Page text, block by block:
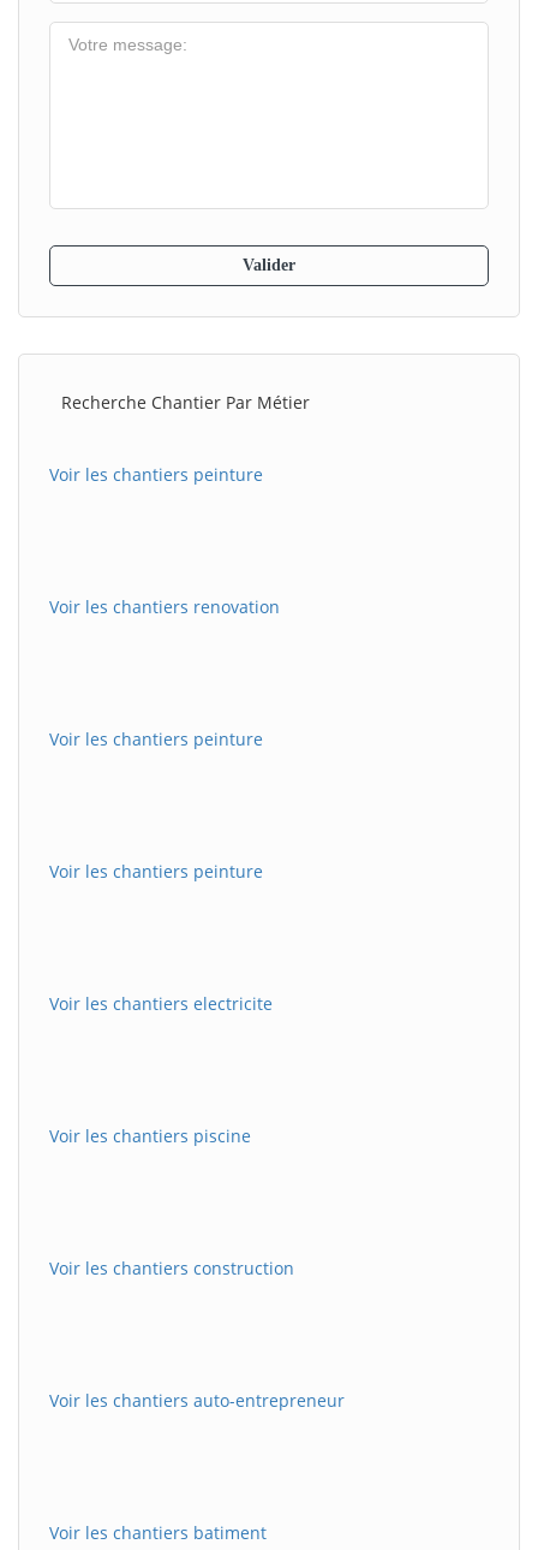
Recherche Chantier Par Métier
Voir les chantiers peinture
Voir les chantiers renovation
Voir les chantiers peinture
Voir les chantiers peinture
Voir les chantiers electricite
Voir les chantiers piscine
Voir les chantiers construction
Voir les chantiers auto-entrepreneur
Voir les chantiers batiment